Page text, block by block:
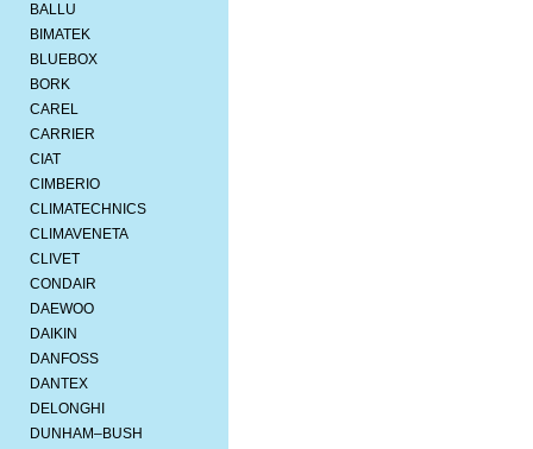
BALLU
BIMATEK
BLUEBOX
BORK
CAREL
CARRIER
CIAT
CIMBERIO
CLIMATECHNICS
CLIMAVENETA
CLIVET
CONDAIR
DAEWOO
DAIKIN
DANFOSS
DANTEX
DELONGHI
DUNHAM–BUSH